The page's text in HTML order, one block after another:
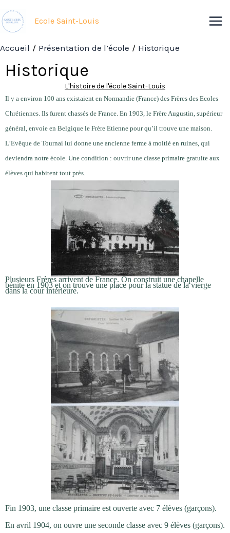
au
contenu
Ecole Saint-Louis
Accueil Présentation de l’école Historique
Historique
L'histoire de l'école Saint-Louis
Il y a environ 100 ans existaient en Normandie (France) des Frères des Ecoles
Chrétiennes. Ils furent chassés de France. En 1903, le Frère Augustin, supérieur
général, envoie en Belgique le Frère Etienne pour qu’il trouve une maison.
L’Evêque de Tournai lui donne une ancienne ferme à moitié en ruines, qui
deviendra notre école. Une condition : ouvrir une classe primaire gratuite aux
élèves qui habitent tout près.
Plusieurs Frères arrivent de France. On construit une chapelle
bénite en 1903 et on trouve une place pour la statue de la vierge
dans la cour intérieure.
Fin 1903, une classe primaire est ouverte avec 7 élèves (garçons).
En avril 1904, on ouvre une seconde classe avec 9 élèves (garçons).